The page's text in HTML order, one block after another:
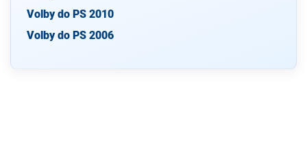
Volby do PS 2010
Volby do PS 2006